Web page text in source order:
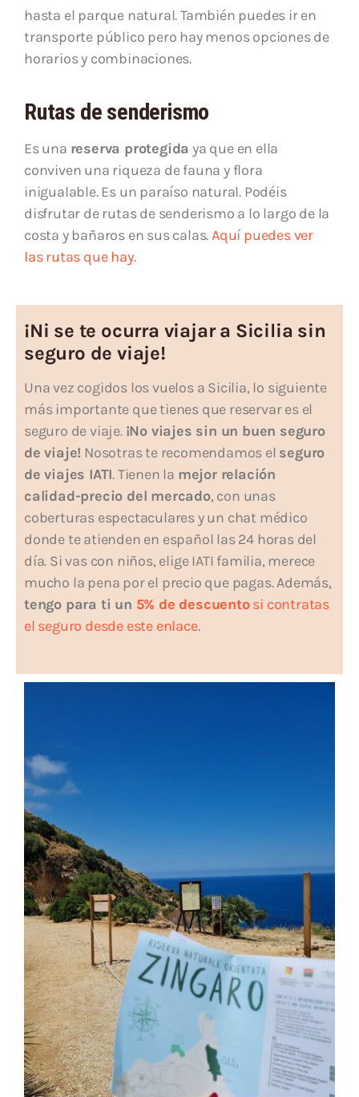
hasta el parque natural. También puedes ir en
transporte público pero hay menos opciones de
horarios y combinaciones.
Rutas de senderismo
Es una reserva protegida ya que en ella
conviven una riqueza de fauna y flora
inigualable. Es un paraíso natural. Podéis
disfrutar de rutas de senderismo a lo largo de la
costa y bañaros en sus calas.Aquí puedes ver
las rutas que hay.
¡Ni se te ocurra viajar a Sicilia sin
seguro de viaje!
Una vez cogidos los vuelos a Sicilia, lo siguiente
más importante que tienes que reservar es el
seguro de viaje. ¡No viajes sin un buen seguro
de viaje! Nosotras te recomendamos el seguro
de viajes IATI. Tienen la mejor relación
calidad-precio del mercado, con unas
coberturas espectaculares y un chat médico
donde te atienden en español las 24 horas del
día. Si vas con niños, elige IATI familia, merece
mucho la pena por el precio que pagas. Además,
tengo para ti un 5% de descuentosi contratas
el seguro desde este enlace.